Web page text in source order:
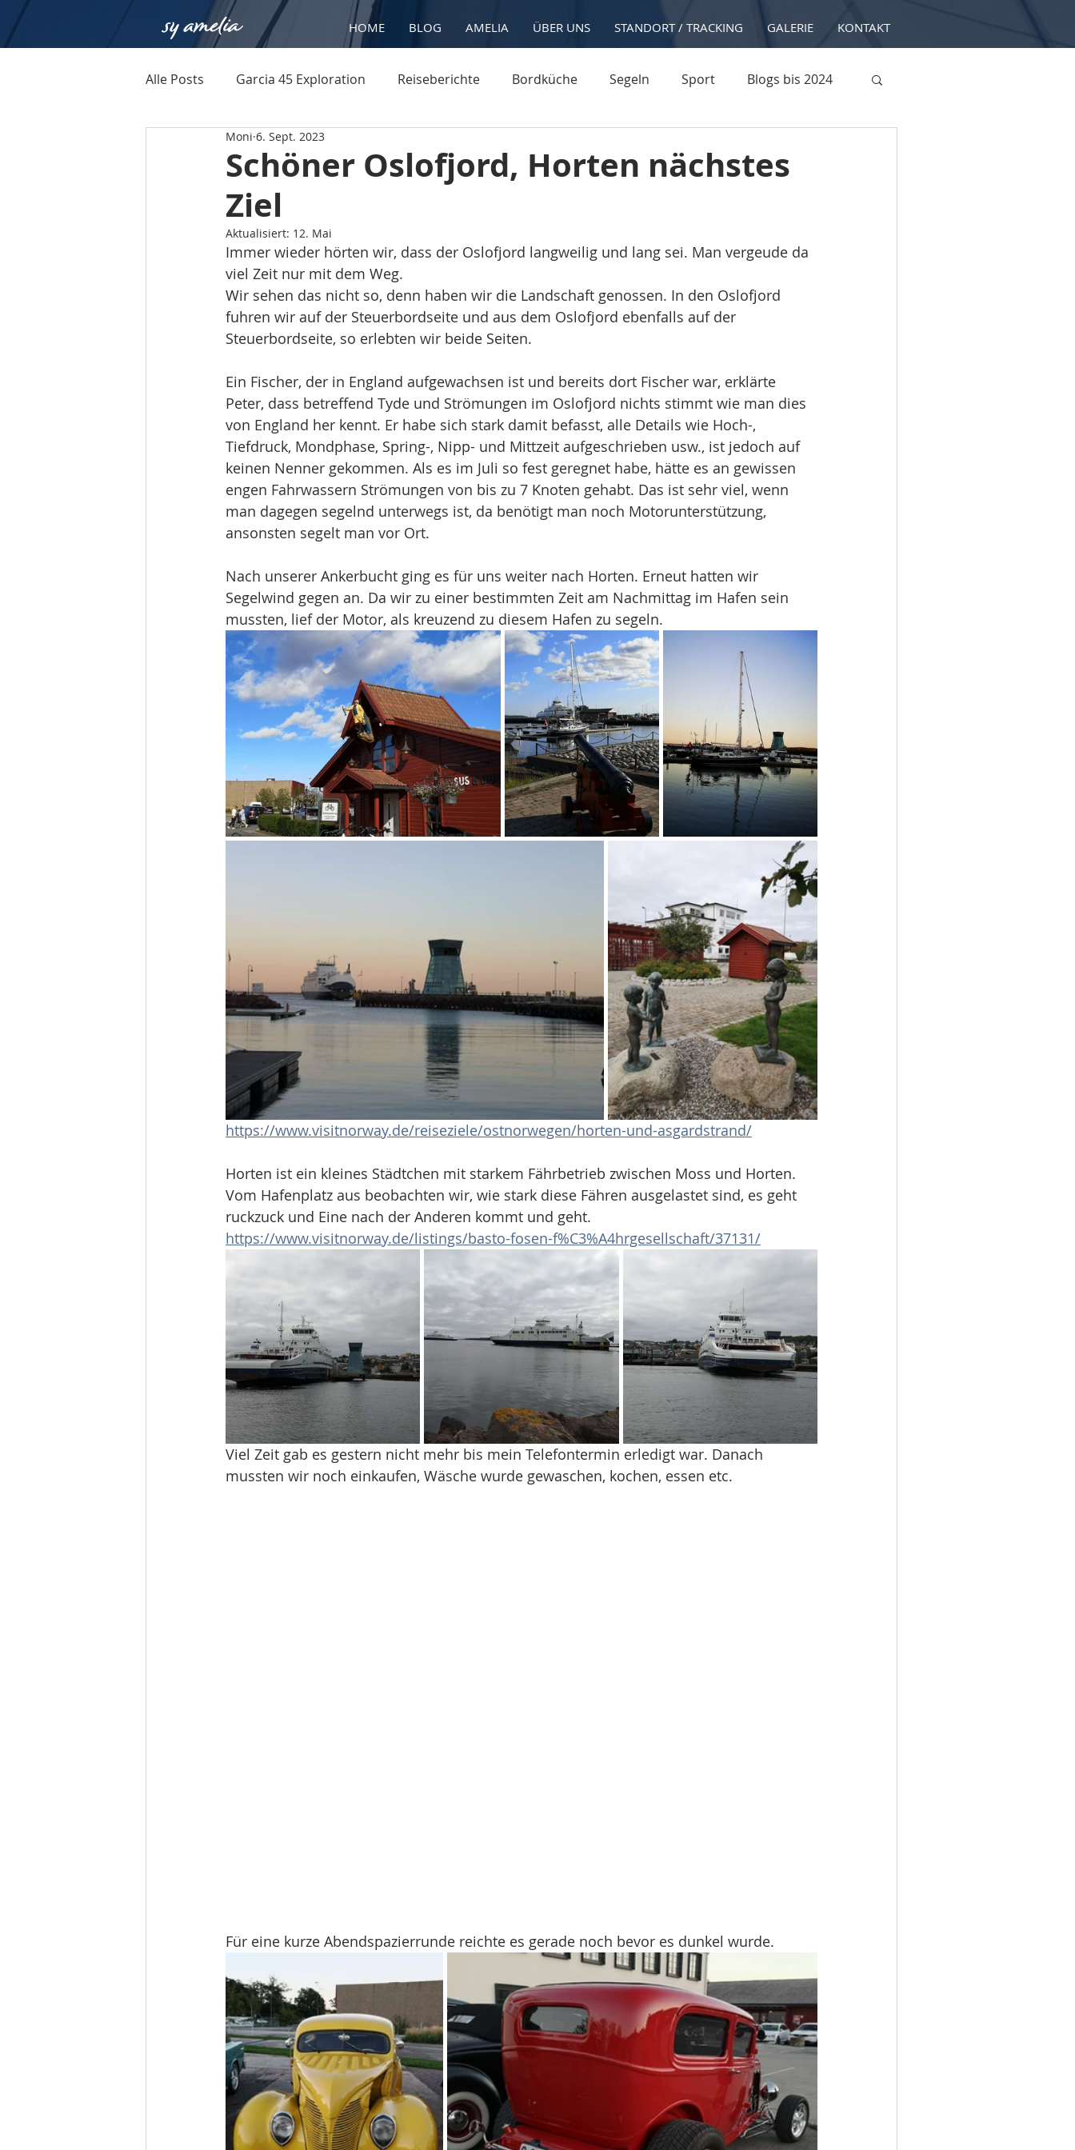
HOME BLOG AMELIA ÜBER UNS STANDORT / TRACKING GALERIE KONTAKT
Alle Posts Garcia 45 Exploration Reiseberichte Bordküche Segeln Sport Blogs bis 2024
Schöner Oslofjord, Horten nächstes
Ziel
Moni 6. Sept. 2023
Aktualisiert: 12. Mai
Immer wieder hörten wir, dass der Oslofjord langweilig und lang sei. Man vergeude da
viel Zeit nur mit dem Weg.
Wir sehen das nicht so, denn haben wir die Landschaft genossen. In den Oslofjord
fuhren wir auf der Steuerbordseite und aus dem Oslofjord ebenfalls auf der
Steuerbordseite, so erlebten wir beide Seiten.
Ein Fischer, der in England aufgewachsen ist und bereits dort Fischer war, erklärte
Peter, dass betreffend Tyde und Strömungen im Oslofjord nichts stimmt wie man dies
von England her kennt. Er habe sich stark damit befasst, alle Details wie Hoch-,
Tiefdruck, Mondphase, Spring-, Nipp- und Mittzeit aufgeschrieben usw., ist jedoch auf
keinen Nenner gekommen. Als es im Juli so fest geregnet habe, hätte es an gewissen
engen Fahrwassern Strömungen von bis zu 7 Knoten gehabt. Das ist sehr viel, wenn
man dagegen segelnd unterwegs ist, da benötigt man noch Motorunterstützung,
ansonsten segelt man vor Ort.
Nach unserer Ankerbucht ging es für uns weiter nach Horten. Erneut hatten wir
Segelwind gegen an. Da wir zu einer bestimmten Zeit am Nachmittag im Hafen sein
mussten, lief der Motor, als kreuzend zu diesem Hafen zu segeln.
https://www.visitnorway.de/reiseziele/ostnorwegen/horten-und-asgardstrand/
Horten ist ein kleines Städtchen mit starkem Fährbetrieb zwischen Moss und Horten.
Vom Hafenplatz aus beobachten wir, wie stark diese Fähren ausgelastet sind, es geht
ruckzuck und Eine nach der Anderen kommt und geht.
https://www.visitnorway.de/listings/basto-fosen-f%C3%A4hrgesellschaft/37131/
Viel Zeit gab es gestern nicht mehr bis mein Telefontermin erledigt war. Danach
mussten wir noch einkaufen, Wäsche wurde gewaschen, kochen, essen etc.
Für eine kurze Abendspazierrunde reichte es gerade noch bevor es dunkel wurde.